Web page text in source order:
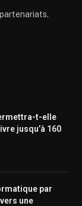
t-elle
jusqu’à 160
par
une